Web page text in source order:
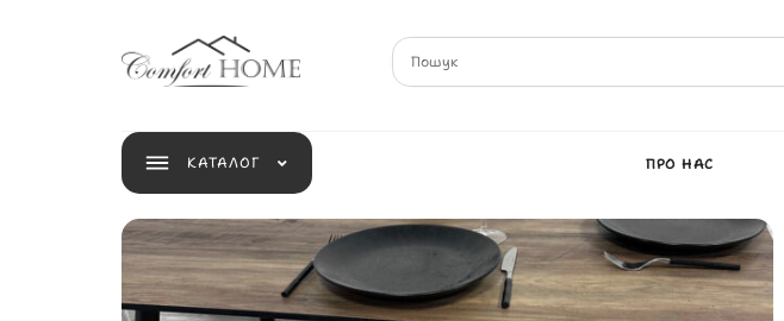
КАТАЛОГ ПРО НАС